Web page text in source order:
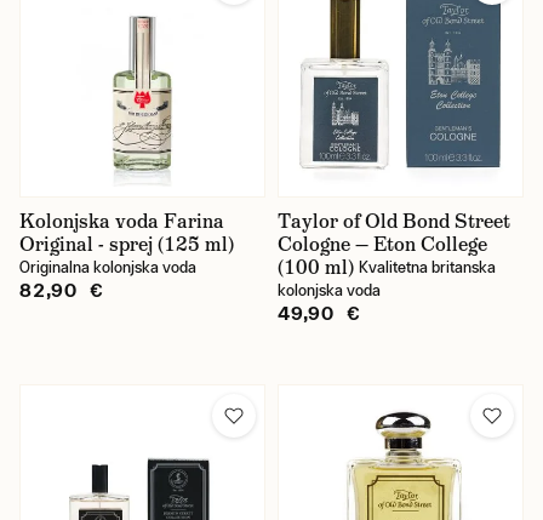
Kolonjska voda Farina
Original - sprej (125 ml)
Originalna kolonjska voda
82,90 €
Taylor of Old Bond Street
Cologne — Eton College
(100 ml) Kvalitetna britanska
kolonjska voda
49,90 €